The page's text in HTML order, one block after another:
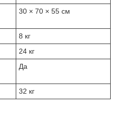
30 × 70 × 55 см
8 кг
24 кг
Да
32 кг